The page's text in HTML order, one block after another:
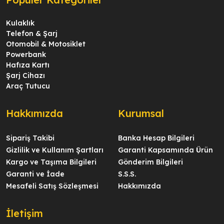
Kulaklık
Telefon & Şarj
Otomobil & Motosiklet
Powerbank
Hafıza Kartı
Şarj Cihazı
Araç Tutucu
Hakkımızda
Sipariş Takibi
Gizlilik ve Kullanım Şartları
Kargo ve Taşıma Bilgileri
Garanti ve İade
Mesafeli Satış Sözleşmesi
Kurumsal
Banka Hesap Bilgileri
Garanti Kapsamında Ürün
Gönderim Bilgileri
S.S.S.
Hakkımızda
İletişim